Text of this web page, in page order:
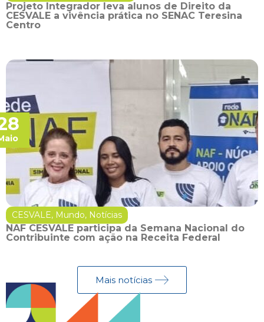
Projeto Integrador leva alunos de Direito da
CESVALE a vivência prática no SENAC Teresina
Centro
CESVALE, Mundo, Notícias
NAF CESVALE participa da Semana Nacional do
Contribuinte com ação na Receita Federal
Mais notícias